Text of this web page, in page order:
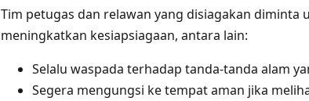
Tim petugas dan relawan yang disiagakan
meningkatkan kesiapsiagaan, antara lain:
Selalu waspada terhadap tanda-tanda alam
Segera mengungsi ke tempat aman jika